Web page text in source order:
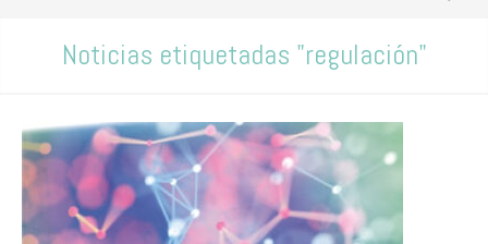
Noticias etiquetadas "regulación"